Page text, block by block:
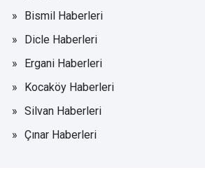
Bismil Haberleri
Dicle Haberleri
Ergani Haberleri
Kocaköy Haberleri
Silvan Haberleri
Çınar Haberleri